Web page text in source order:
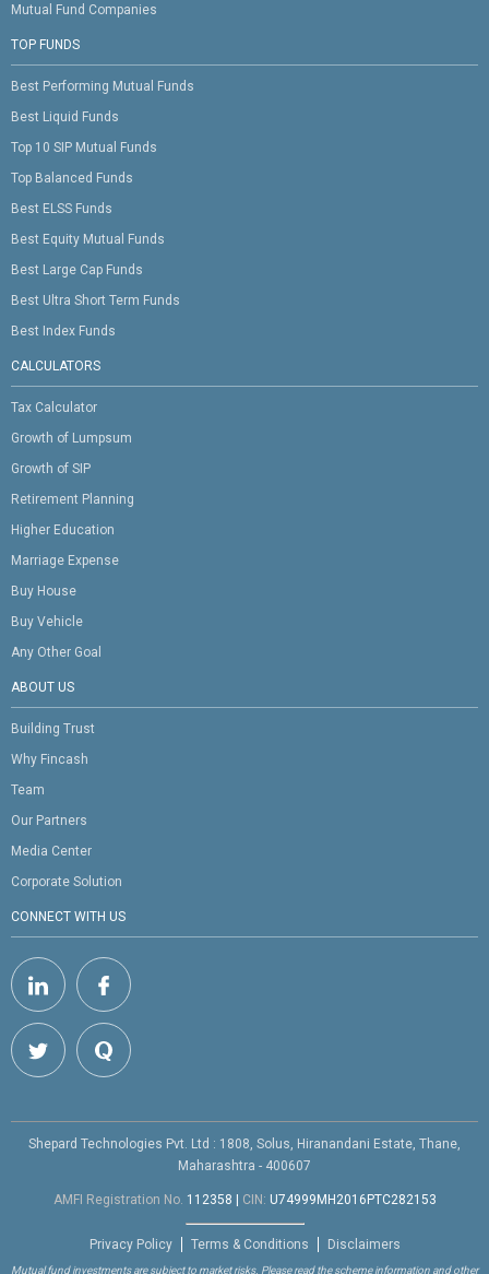
Mutual Fund Companies
TOP FUNDS
Best Performing Mutual Funds
Best Liquid Funds
Top 10 SIP Mutual Funds
Top Balanced Funds
Best ELSS Funds
Best Equity Mutual Funds
Best Large Cap Funds
Best Ultra Short Term Funds
Best Index Funds
CALCULATORS
Tax Calculator
Growth of Lumpsum
Growth of SIP
Retirement Planning
Higher Education
Marriage Expense
Buy House
Buy Vehicle
Any Other Goal
ABOUT US
Building Trust
Why Fincash
Team
Our Partners
Media Center
Corporate Solution
CONNECT WITH US
Shepard Technologies Pvt. Ltd : 1808, Solus, Hiranandani Estate, Thane,
Maharashtra - 400607
AMFI Registration No. 112358 CIN: U74999MH2016PTC282153
Privacy Policy Terms & Conditions Disclaimers
Mutual fund investments are subject to market risks. Please read the scheme information and other